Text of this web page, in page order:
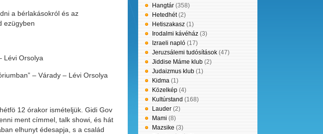
a bérlakásokról és az
ezügyben
Lévi Orsolya
– Várady – Lévi Orsolya
12 órakor ismételjük. Gidi Gov
ment címmel, talk showi, és hát
elhunyt édesapja, s a család
Hangtár (358)
Hetedhét(2)
Hetiszakasz (1)
Irodalmi kávéház (3)
Izraeli napló (17)
Jeruzsálemi tudósítások (47)
Jiddise Máme klub (2)
Judaizmus klub (1)
Kidma (1)
Közelkép (4)
Kultúrstand (168)
Lauder (2)
Mami (8)
Mazsike (3)